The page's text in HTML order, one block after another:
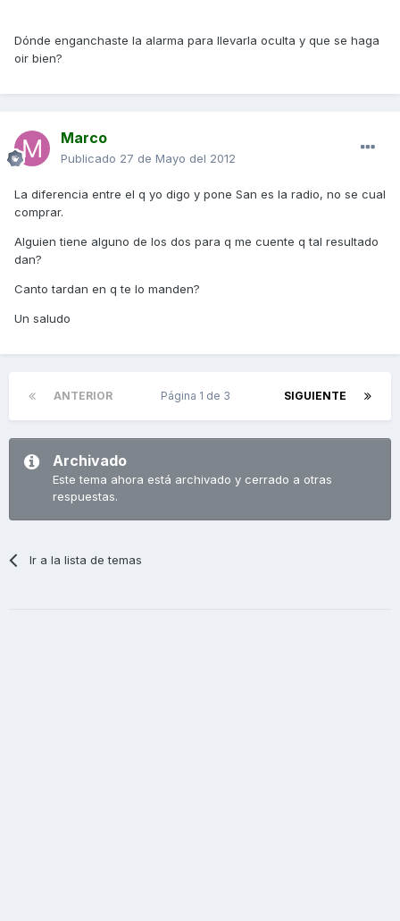
Dónde enganchaste la alarma para llevarla oculta y que se haga
oir bien?
Marco
Publicado 27 de Mayo del 2012
La diferencia entre el q yo digo y pone San es la radio, no se cual
comprar.
Alguien tiene alguno de los dos para q me cuente q tal resultado
dan?
Canto tardan en q te lo manden?
Un saludo
ANTERIOR SIGUIENTE
Página 1 de 3
Archivado
Este tema ahora está archivado y cerrado a otras
respuestas.
Ir a la lista de temas